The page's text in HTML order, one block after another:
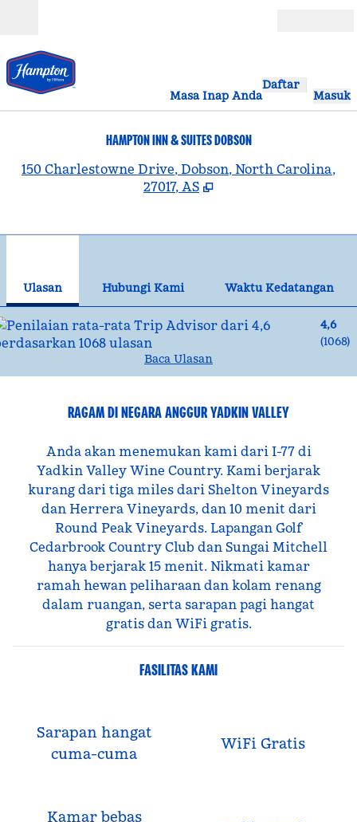
Masa Inap Anda
Daftar
Masuk
HAMPTON INN & SUITES DOBSON
150 Charlestowne Drive, Dobson, North Carolina,
27017, AS
Ulasan Hubungi Kami
Waktu Kedatangan
4,6
(1068)
Baca Ulasan
RAGAM DI NEGARA ANGGUR YADKIN VALLEY
Anda akan menemukan kami dari I-77 di
Yadkin Valley Wine Country. Kami berjarak
kurang dari tiga miles dari Shelton Vineyards
dan Herrera Vineyards, dan 10 menit dari
Round Peak Vineyards. Lapangan Golf
Cedarbrook Country Club dan Sungai Mitchell
hanya berjarak 15 menit. Nikmati kamar
ramah hewan peliharaan dan kolam renang
dalam ruangan, serta sarapan pagi hangat
gratis dan WiFi gratis.
FASILITAS KAMI
Sarapan hangat
cuma-cuma
WiFi Gratis
Kamar bebas